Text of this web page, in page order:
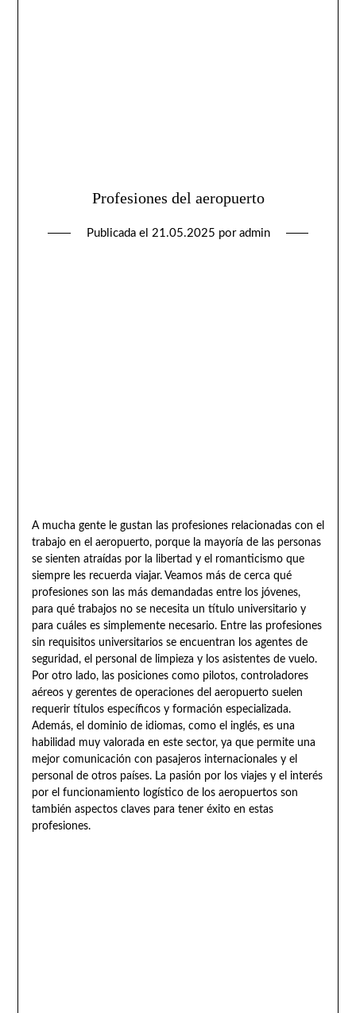
Profesiones del aeropuerto
Publicada el 21.05.2025 por admin
A mucha gente le gustan las profesiones relacionadas con el
trabajo en el aeropuerto, porque la mayoría de las personas
se sienten atraídas por la libertad y el romanticismo que
siempre les recuerda viajar. Veamos más de cerca qué
profesiones son las más demandadas entre los jóvenes,
para qué trabajos no se necesita un título universitario y
para cuáles es simplemente necesario. Entre las profesiones
sin requisitos universitarios se encuentran los agentes de
seguridad, el personal de limpieza y los asistentes de vuelo.
Por otro lado, las posiciones como pilotos, controladores
aéreos y gerentes de operaciones del aeropuerto suelen
requerir títulos específicos y formación especializada.
Además, el dominio de idiomas, como el inglés, es una
habilidad muy valorada en este sector, ya que permite una
mejor comunicación con pasajeros internacionales y el
personal de otros países. La pasión por los viajes y el interés
por el funcionamiento logístico de los aeropuertos son
también aspectos claves para tener éxito en estas
profesiones.